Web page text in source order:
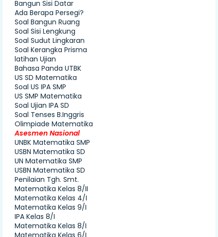
Bangun Sisi Datar
Ada Berapa Persegi?
Soal Bangun Ruang
Soal Sisi Lengkung
Soal Sudut Lingkaran
Soal Kerangka Prisma
latihan Ujian
Bahasa Panda UTBK
US SD Matematika
Soal US IPA SMP
US SMP Matematika
Soal Ujian IPA SD
Soal Tenses B.Inggris
Olimpiade Matematika
Asesmen Nasional
UNBK Matematika SMP
USBN Matematika SD
UN Matematika SMP
USBN Matematika SD
Penilaian Tgh. Smt.
Matematika Kelas 8/II
Matematika Kelas 4/I
Matematika Kelas 9/I
IPA Kelas 8/I
Matematika Kelas 8/I